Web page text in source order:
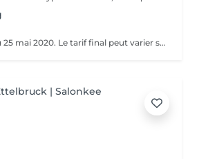
Disponible à partir du 25 mai 2020. Le tarif final peut varier selon le type de cheveux, de la quantité de produit utilisée et de la création finalement réalisée.